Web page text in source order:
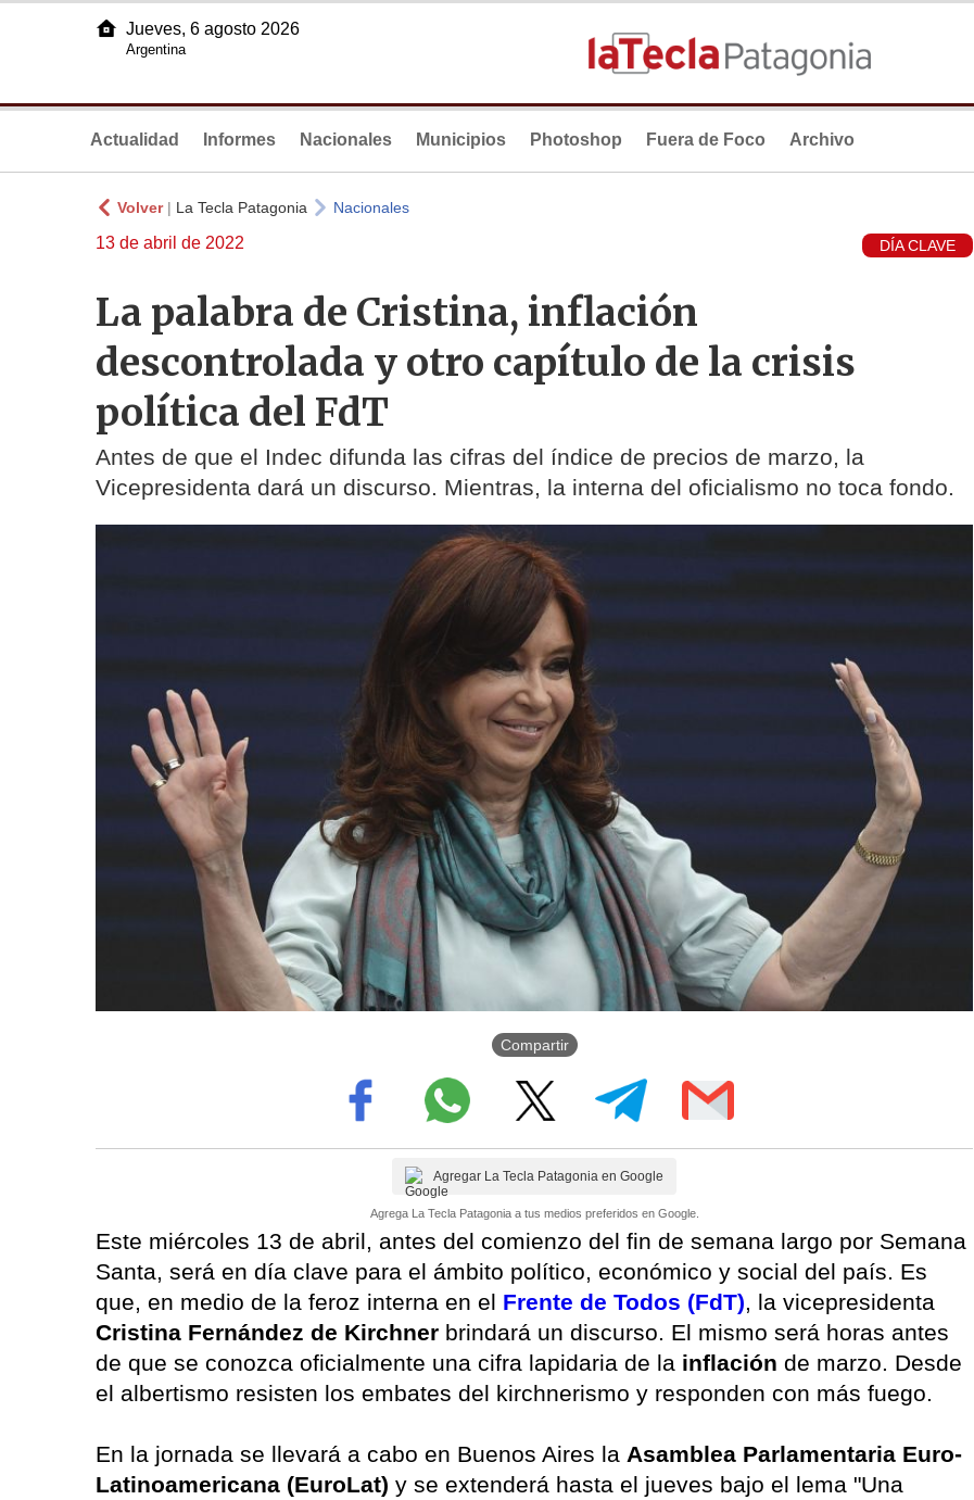
Jueves, 6 agosto 2026
Argentina
Actualidad Informes Nacionales Municipios Photoshop Fuera de Foco Archivo
Volver| La Tecla Patagonia Nacionales
13 de abril de 2022 DÍA CLAVE
La palabra de Cristina, inflación
descontrolada y otro capítulo de la crisis
política del FdT
Antes de que el Indec difunda las cifras del índice de precios de marzo, la
Vicepresidenta dará un discurso. Mientras, la interna del oficialismo no toca fondo.
Compartir
Agregar La Tecla Patagonia en Google
Agrega La Tecla Patagonia a tus medios preferidos en Google.
Este miércoles 13 de abril, antes del comienzo del fin de semana largo por Semana
Santa, será en día clave para el ámbito político, económico y social del país. Es
que, en medio de la feroz interna en el Frente de Todos (FdT), la vicepresidenta
Cristina Fernández de Kirchner brindará un discurso. El mismo será horas antes
de que se conozca oficialmente una cifra lapidaria de la inflación de marzo. Desde
el albertismo resisten los embates del kirchnerismo y responden con más fuego.
En la jornada se llevará a cabo en Buenos Aires la Asamblea Parlamentaria Euro-
Latinoamericana (EuroLat) y se extenderá hasta el jueves bajo el lema "Una